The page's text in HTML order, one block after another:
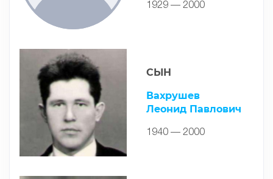
1929 — 2000
СЫН
Вахрушев
Леонид Павлович
1940 — 2000